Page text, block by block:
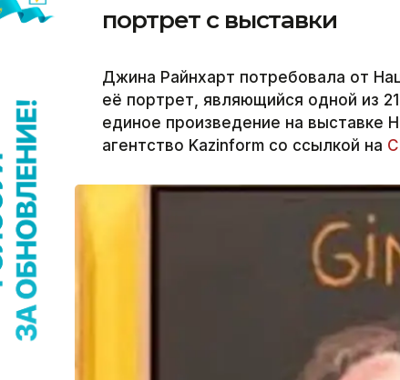
портрет с выставки
Джина Райнхарт потребовала от
её портрет, являющийся одной из
единое произведение на выставке
агентство Kazinform со ссылкой на